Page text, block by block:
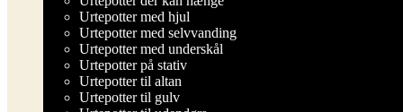
Urtepotter med hjul
Urtepotter med selvvanding
Urtepotter med underskål
Urtepotter på stativ
Urtepotter til altan
Urtepotter til gulv